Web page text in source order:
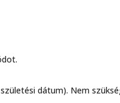
dátum). Nem